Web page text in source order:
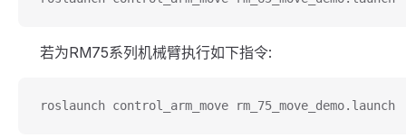
若为RM75系列机械臂执行如下指令:
roslaunch control_arm_move rm_75_move_demo.launch